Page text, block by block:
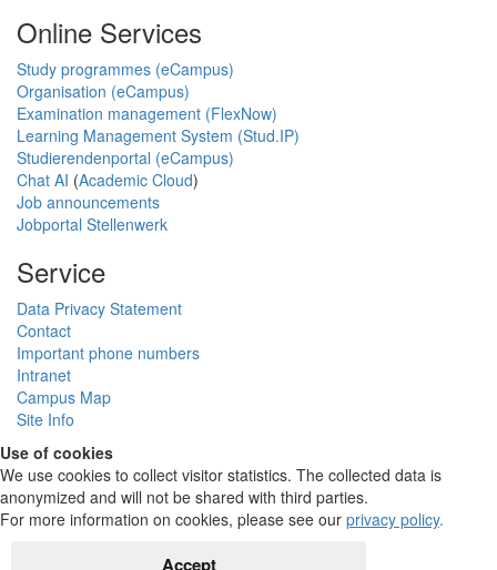
Online Services
Study programmes (eCampus)
Organisation (eCampus)
Examination management (FlexNow)
Learning Management System (Stud.IP)
Studierendenportal (eCampus)
Chat AI (Academic Cloud)
Job announcements
Jobportal Stellenwerk
Service
Data Privacy Statement
Contact
Important phone numbers
Intranet
Campus Map
Site Info
Use of cookies
We use cookies to collect visitor statistics. The collected data is
anonymized and will not be shared with third parties.
For more information on cookies, please see our privacy policy.
Accept